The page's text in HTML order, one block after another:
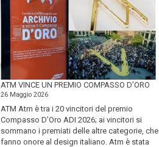
ENERGIA
MOSTRA
LA
SUA
IDENTITÀ
PIÚ
FORTE
ATM VINCE UN PREMIO COMPASSO D’ORO
26 Maggio 2026
ATM Atm è tra i 20 vincitori del premio
Compasso D’Oro ADI 2026; ai vincitori si
sommano i premiati delle altre categorie, che
fanno onore al design italiano. Atm è stata